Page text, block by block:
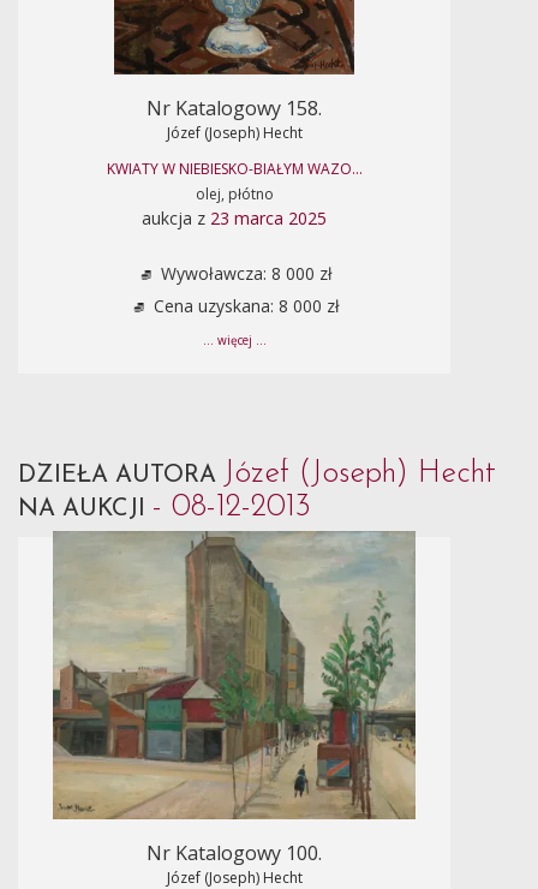
Nr Katalogowy 158.
Józef (Joseph) Hecht
KWIATY W NIEBIESKO-BIAŁYM WAZO...
olej, płótno
aukcja z 23 marca 2025
Wywoławcza: 8 000 zł
Cena uzyskana: 8 000 zł
... więcej ...
DZIEŁA AUTORA Józef (Joseph) Hecht
NA AUKCJI - 08-12-2013
Nr Katalogowy 100.
Józef (Joseph) Hecht